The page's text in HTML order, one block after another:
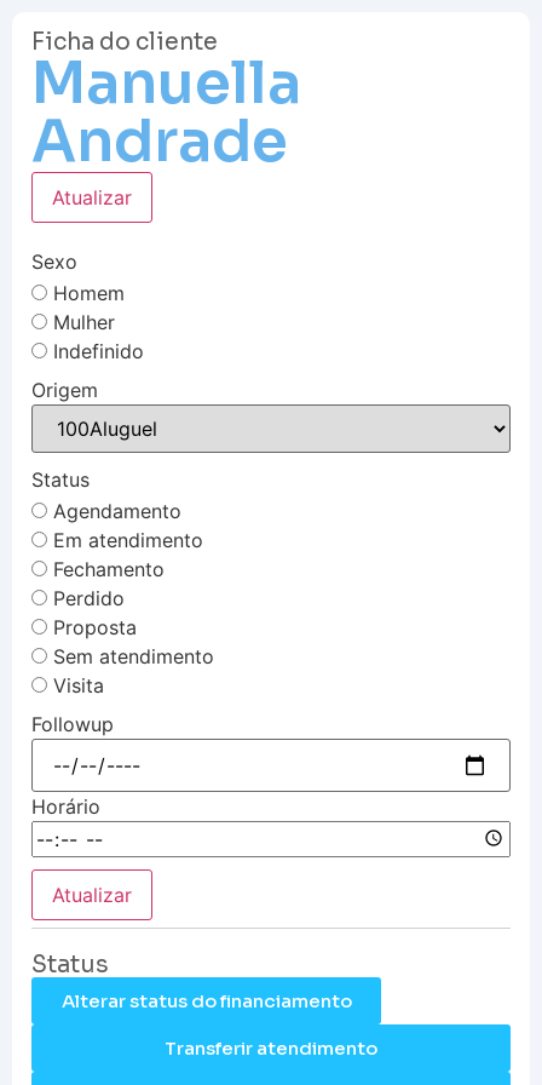
Ficha do cliente
Manuella
Andrade
Atualizar
Sexo
Homem
Mulher
Indefinido
Origem
Status
Agendamento
Em atendimento
Fechamento
Perdido
Proposta
Sem atendimento
Visita
Followup
Horário
Atualizar
Status
Alterar status do financiamento
Transferir atendimento